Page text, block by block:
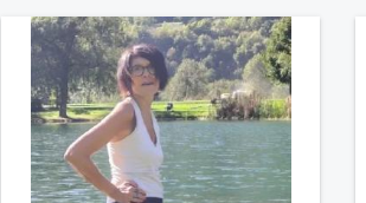
Au plaisir de se découvrir...